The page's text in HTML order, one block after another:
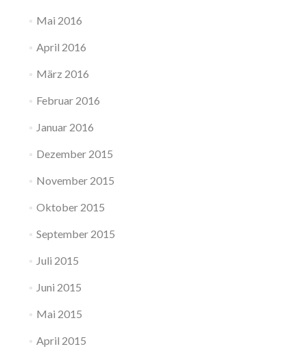
Mai 2016
April 2016
März 2016
Februar 2016
Januar 2016
Dezember 2015
November 2015
Oktober 2015
September 2015
Juli 2015
Juni 2015
Mai 2015
April 2015